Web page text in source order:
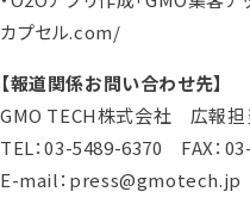
カプセル.com/
【報道関係お問い合わせ先】
GMO TECH株式会社 広報
TEL：03-5489-6370 FAX：
E-mail：press@gmotech.jp